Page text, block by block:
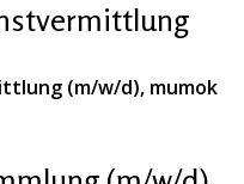
(m/w/d), mumok